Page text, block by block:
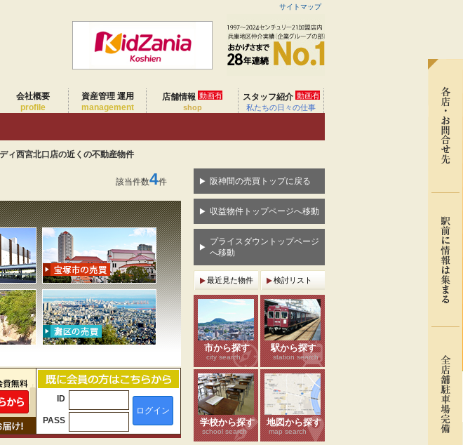
サイトマップ
会社概要
profile
資産管理 運用
management
店舗情報 動画有
shop
スタッフ紹介 動画有
私たちの日々の仕事
ィ西宮北口店の近くの不動産物件
該当件数4件
ログイン
ID
PASS
阪神間の売買トップに戻る
収益物件トップページへ移動
プライスダウントップページ
へ移動
最近見た物件 検討リスト
市から探す
city search
駅から探す
station search
学校から探す
school search
地図から探す
map search